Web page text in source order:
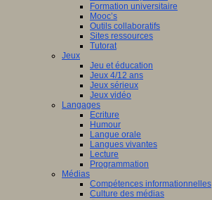
Formation universitaire
Mooc’s
Outils collaboratifs
Sites ressources
Tutorat
Jeux
Jeu et éducation
Jeux 4/12 ans
Jeux sérieux
Jeux vidéo
Langages
Ecriture
Humour
Langue orale
Langues vivantes
Lecture
Programmation
Médias
Compétences informationnelles
Culture des médias